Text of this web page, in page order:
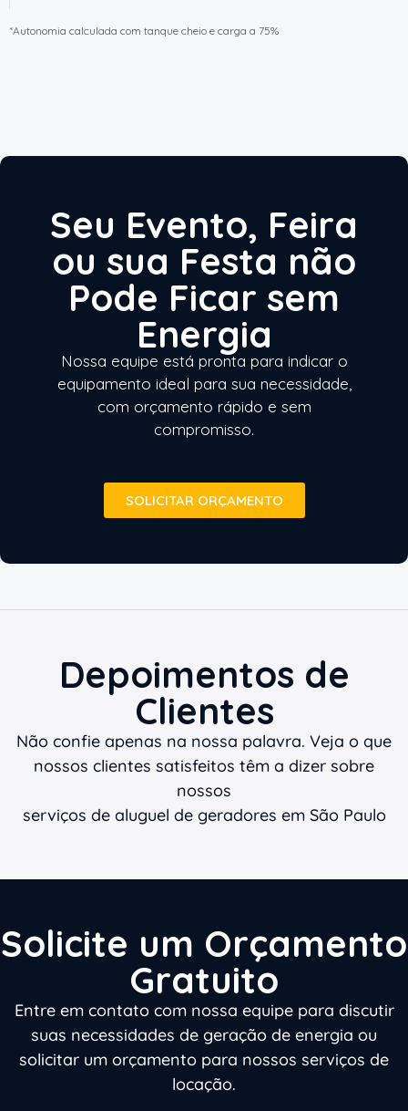
*Autonomia calculada com tanque cheio e carga a 75%
Seu Evento, Feira
ou sua Festa não
Pode Ficar sem
Energia
Nossa equipe está pronta para indicar o
equipamento ideal para sua necessidade,
com orçamento rápido e sem
compromisso.
SOLICITAR ORÇAMENTO
Depoimentos de
Clientes
Não confie apenas na nossa palavra. Veja o que
nossos clientes satisfeitos têm a dizer sobre
nossos
serviços de aluguel de geradores em São Paulo
Solicite um Orçamento
Gratuito
Entre em contato com nossa equipe para discutir
suas necessidades de geração de energia ou
solicitar um orçamento para nossos serviços de
locação.